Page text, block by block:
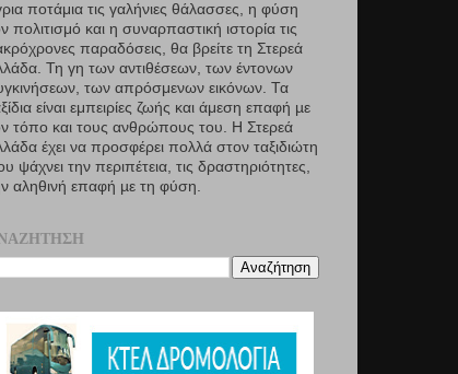
ποτάμια τις γαλήνιες θάλασσες, η φύση
πολιτισμό και η συναρπαστική ιστορία τις
παραδόσεις, θα βρείτε τη Στερεά
Τη γη των αντιθέσεων, των έντονων
των απρόσμενων εικόνων. Τα
είναι εμπειρίες ζωής και άμεση επαφή µε
τόπο και τους ανθρώπους του. Η Στερεά
έχει να προσφέρει πολλά στον ταξιδιώτη
ψάχνει την περιπέτεια, τις δραστηριότητες,
αληθινή επαφή µε τη φύση.